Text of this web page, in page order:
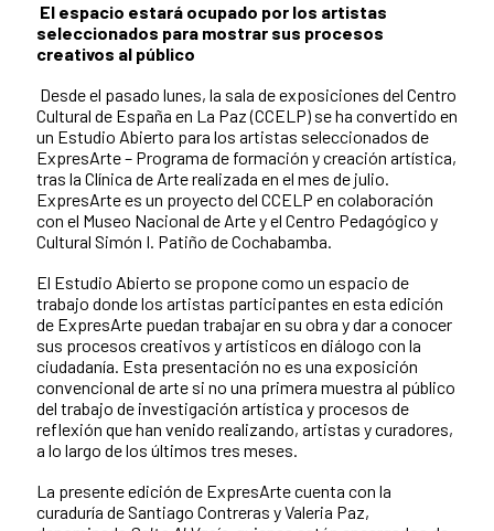
El espacio estará ocupado por los artistas
seleccionados para mostrar sus procesos
creativos al público
Desde el pasado lunes, la sala de exposiciones del Centro
Cultural de España en La Paz (CCELP) se ha convertido en
un Estudio Abierto para los artistas seleccionados de
ExpresArte – Programa de formación y creación artística,
tras la Clínica de Arte realizada en el mes de julio.
ExpresArte es un proyecto del CCELP en colaboración
con el Museo Nacional de Arte y el Centro Pedagógico y
Cultural Simón I. Patiño de Cochabamba.
El Estudio Abierto se propone como un espacio de
trabajo donde los artistas participantes en esta edición
de ExpresArte puedan trabajar en su obra y dar a conocer
sus procesos creativos y artísticos en diálogo con la
ciudadanía. Esta presentación no es una exposición
convencional de arte si no una primera muestra al público
del trabajo de investigación artística y procesos de
reflexión que han venido realizando, artistas y curadores,
a lo largo de los últimos tres meses.
La presente edición de ExpresArte cuenta con la
curaduría de Santiago Contreras y Valeria Paz,